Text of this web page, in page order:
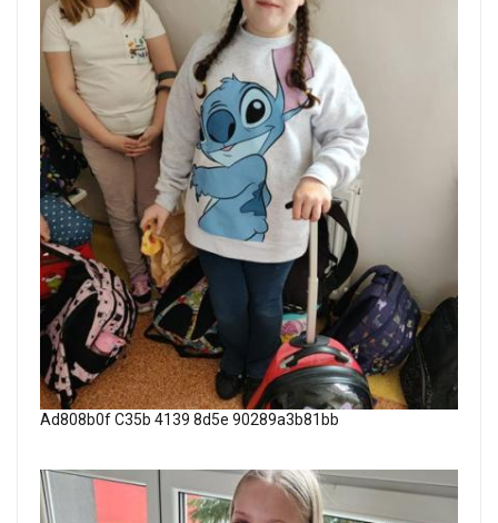
Ad808b0f C35b 4139 8d5e 90289a3b81bb